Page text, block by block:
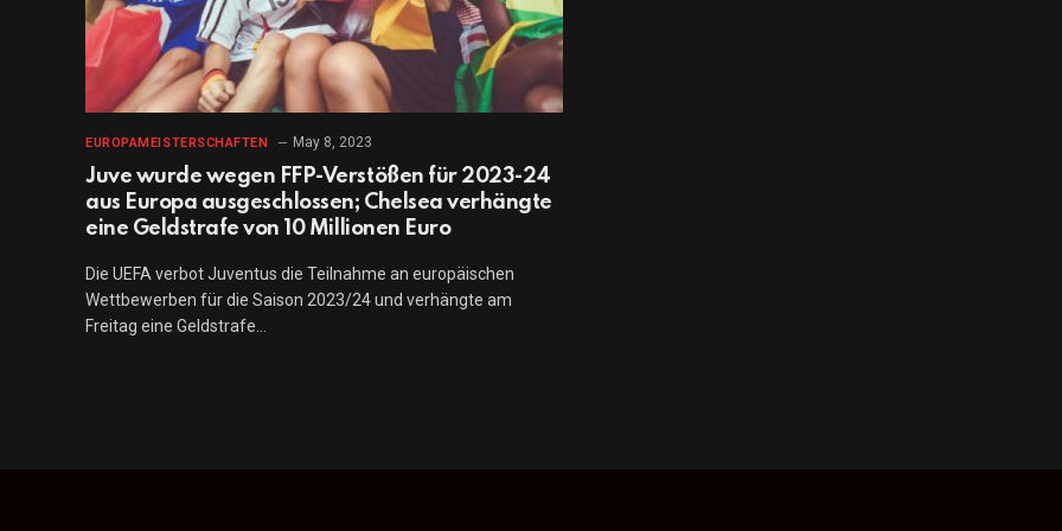
EUROPAMEISTERSCHAFTEN May 8, 2023
Juve wurde wegen FFP-Verstößen für 2023-24
aus Europa ausgeschlossen; Chelsea verhängte
eine Geldstrafe von 10 Millionen Euro
Die UEFA verbot Juventus die Teilnahme an europäischen
Wettbewerben für die Saison 2023/24 und verhängte am
Freitag eine Geldstrafe…